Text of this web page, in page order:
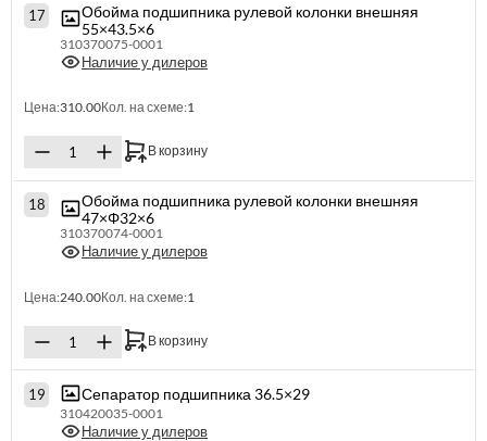
17
Обойма подшипника рулевой колонки внешняя
55×43.5×6
310370075-0001
Наличие у дилеров
Цена:310.00Кол. на схеме:1
В корзину
18
Обойма подшипника рулевой колонки внешняя
47×Φ32×6
310370074-0001
Наличие у дилеров
Цена:240.00Кол. на схеме:1
В корзину
19 Сепаратор подшипника 36.5×29
310420035-0001
Наличие у дилеров